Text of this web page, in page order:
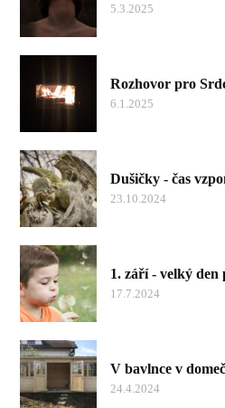
5.3.2025
Rozhovor pro
6.1.2025
Dušičky - čas
23.10.2024
1. září - velký den
17.7.2024
V bavlnce v
24.4.2024